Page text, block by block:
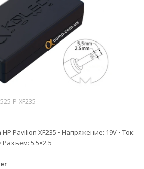
P-XF235
Pavilion XF235 • Напряжение: 19V • Ток:
Разъем: 5.5×2.5